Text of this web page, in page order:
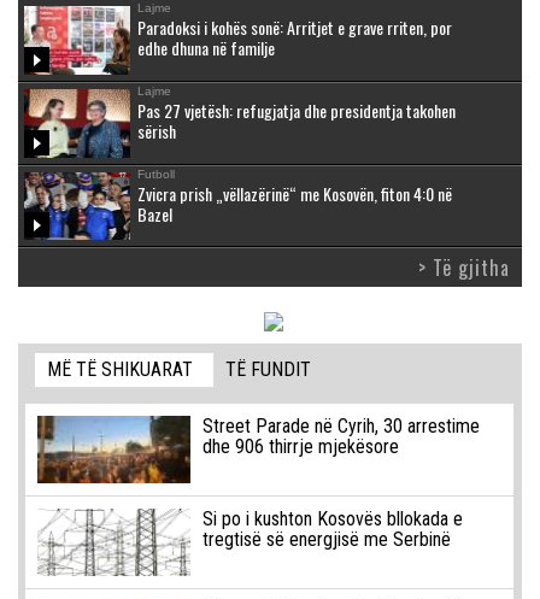
Lajme
Paradoksi i kohës sonë: Arritjet e grave rriten, por
edhe dhuna në familje
Lajme
Pas 27 vjetësh: refugjatja dhe presidentja takohen
sërish
Futboll
Zvicra prish „vëllazërinë“ me Kosovën, fiton 4:0 në
Bazel
> Të gjitha
MË TË SHIKUARAT TË FUNDIT
Street Parade në Cyrih, 30 arrestime
dhe 906 thirrje mjekësore
Si po i kushton Kosovës bllokada e
tregtisë së energjisë me Serbinë